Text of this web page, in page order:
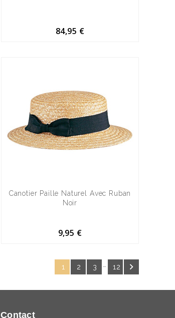
84,95 €
Canotier Paille Naturel Avec Ruban
Noir
9,95 €
1 2 3 12 
Contact